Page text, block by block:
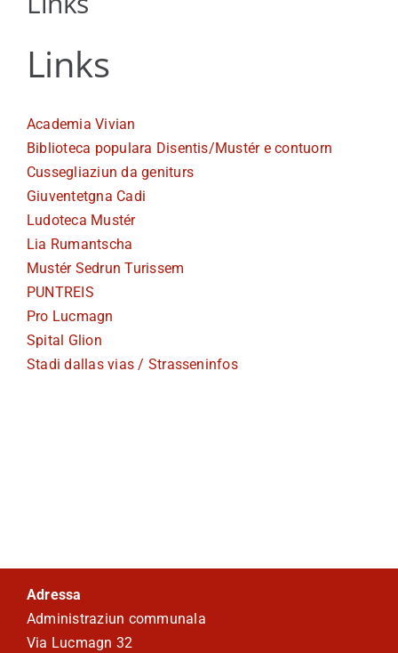
Turissem
Links
Academia Vivian
Biblioteca populara Disentis/Mustér e contuorn
Cussegliaziun da geniturs
Giuventetgna Cadi
Ludoteca Mustér
Lia Rumantscha
Mustér Sedrun Turissem
PUNTREIS
Pro Lucmagn
Spital Glion
Stadi dallas vias / Strasseninfos
Adressa
Administraziun communala
Via Lucmagn 32